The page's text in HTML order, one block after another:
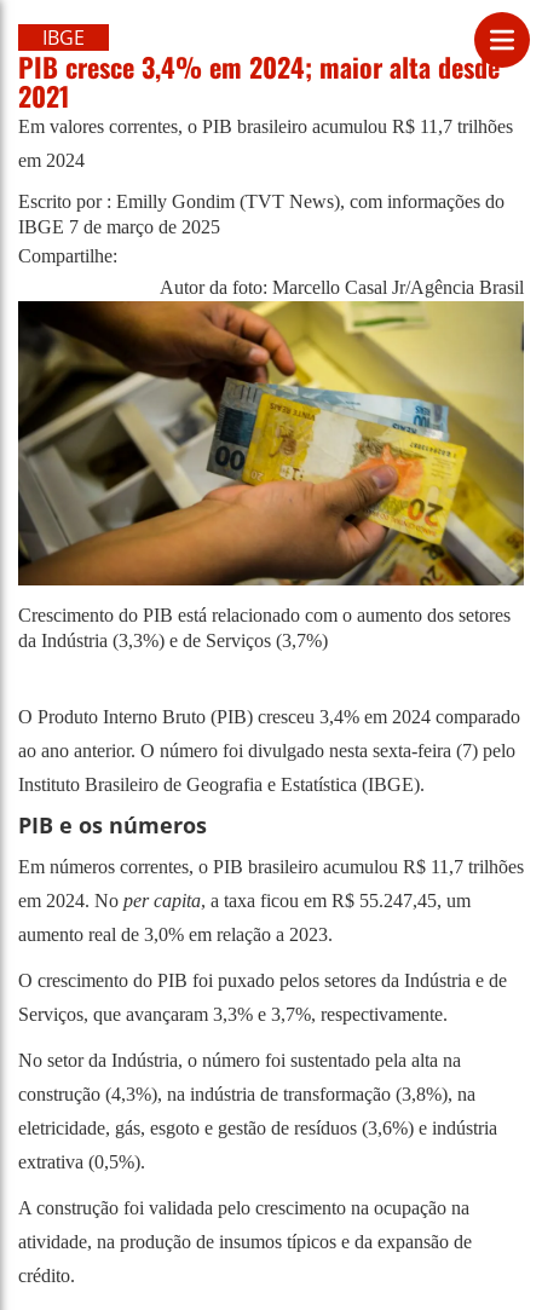
IBGE
PIB cresce 3,4% em 2024; maior alta desde
2021
Em valores correntes, o PIB brasileiro acumulou R$ 11,7 trilhões
em 2024
Escrito por : Emilly Gondim (TVT News), com informações do
IBGE 7 de março de 2025
Compartilhe:
Autor da foto: Marcello Casal Jr/Agência Brasil
Crescimento do PIB está relacionado com o aumento dos setores
da Indústria (3,3%) e de Serviços (3,7%)
O Produto Interno Bruto (PIB) cresceu 3,4% em 2024 comparado
ao ano anterior. O número foi divulgado nesta sexta-feira (7) pelo
Instituto Brasileiro de Geografia e Estatística (IBGE).
PIB e os números
Em números correntes, o PIB brasileiro acumulou R$ 11,7 trilhões
em 2024. No per capita, a taxa ficou em R$ 55.247,45, um
aumento real de 3,0% em relação a 2023.
O crescimento do PIB foi puxado pelos setores da Indústria e de
Serviços, que avançaram 3,3% e 3,7%, respectivamente.
No setor da Indústria, o número foi sustentado pela alta na
construção (4,3%), na indústria de transformação (3,8%), na
eletricidade, gás, esgoto e gestão de resíduos (3,6%) e indústria
extrativa (0,5%).
A construção foi validada pelo crescimento na ocupação na
atividade, na produção de insumos típicos e da expansão de
crédito.